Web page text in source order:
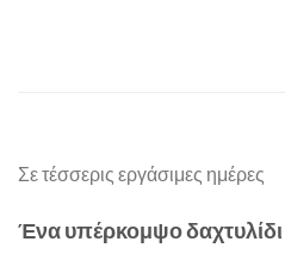
Σε τέσσερις εργάσιμες ημέρες
Ένα υπέρκομψο